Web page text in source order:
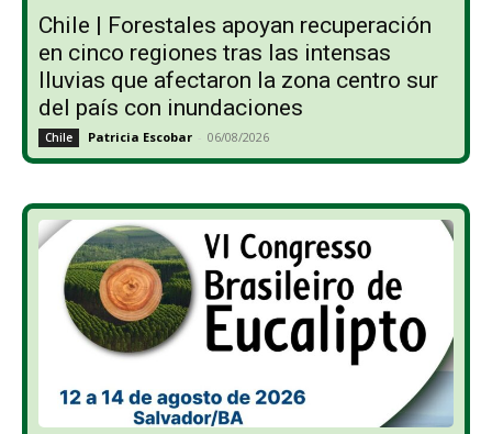
Chile | Forestales apoyan recuperación
en cinco regiones tras las intensas
lluvias que afectaron la zona centro sur
del país con inundaciones
Chile Patricia Escobar - 06/08/2026